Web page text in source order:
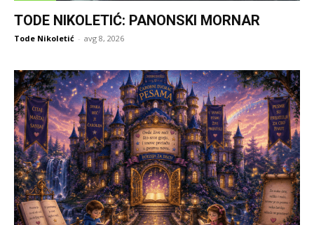
TODE NIKOLETIĆ: PANONSKI MORNAR
Tode Nikoletić - avg 8, 2026